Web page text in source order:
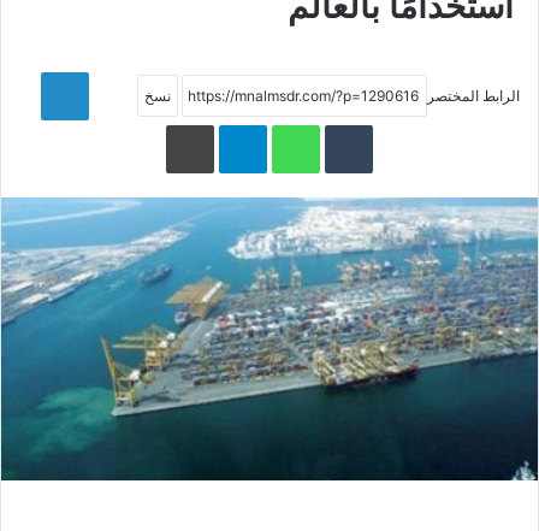
الرابط المختصر
LinkedIn
WhatsApp
Telegramطباعة